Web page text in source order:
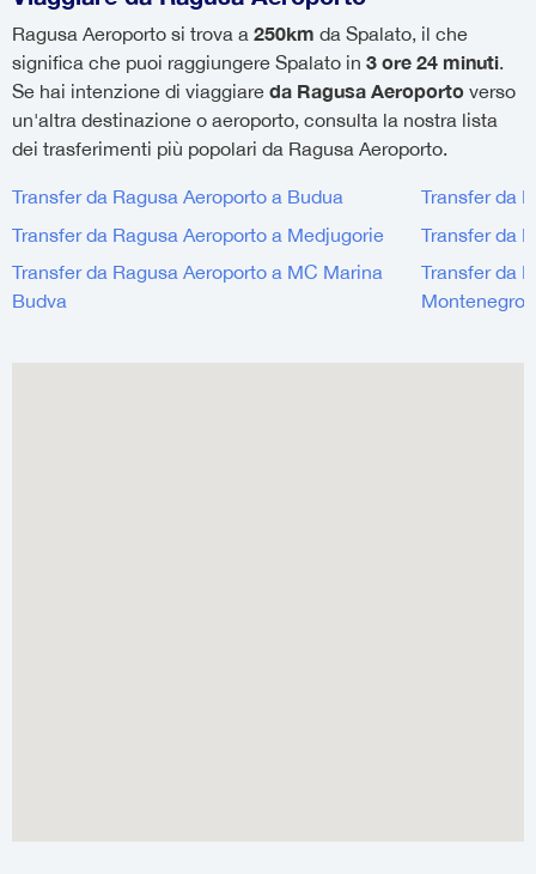
Ragusa Aeroporto si trova a 250km da Spalato, il che
significa che puoi raggiungere Spalato in 3 ore 24 minuti.
Se hai intenzione di viaggiare da Ragusa Aeroporto verso
un'altra destinazione o aeroporto, consulta la nostra lista
dei trasferimenti più popolari da Ragusa Aeroporto.
Transfer da Ragusa Aeroporto a Budua
Transfer da
Transfer da Ragusa Aeroporto a Medjugorie
Transfer da
Transfer da Ragusa Aeroporto a MC Marina
Budva
Transfer da
Montenegro,